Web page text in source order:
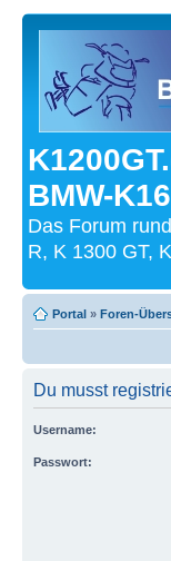
BMW-
Das Forum
R, K 1300 GT,
Portal » Foren-
Du musst
Username:
Passwort: